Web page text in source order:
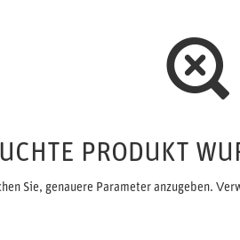
PRODUKT
Sie, genauere Parameter anzugeben.